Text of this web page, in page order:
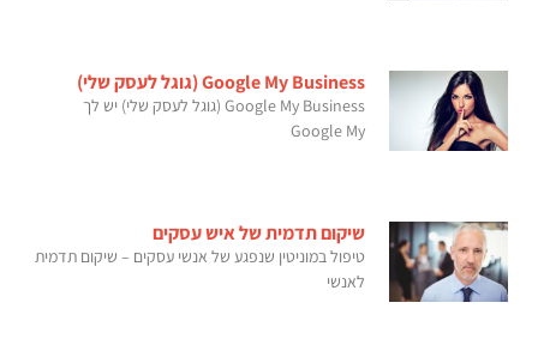
Google My Business (גוגל לעסק שלי)
Google My Business (גוגל לעסק שלי) יש לך
Google My
שיקום תדמית של איש עסקים
טיפול במוניטין שנפגע של אנשי עסקים – שיקום תדמית
לאנשי